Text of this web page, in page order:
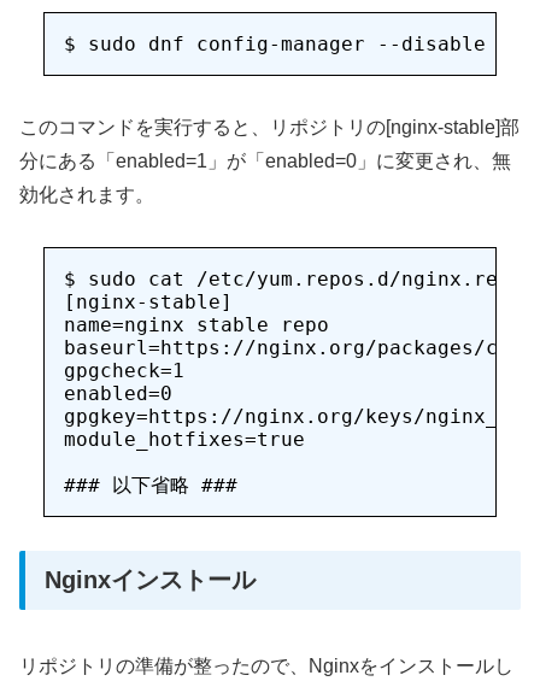
このコマンドを実行すると、リポジトリの[nginx-stable]部
分にある「enabled=1」が「enabled=0」に変更され、無
効化されます。
$ sudo cat /etc/yum.repos.d/nginx.repo
[nginx-stable]
name=nginx stable repo
baseurl=https://nginx.org/packages/
gpgcheck=1
enabled=0
gpgkey=https://nginx.org/keys/
module_hotfixes=true
Nginxインストール
リポジトリの準備が整ったので、Nginxをインストールし